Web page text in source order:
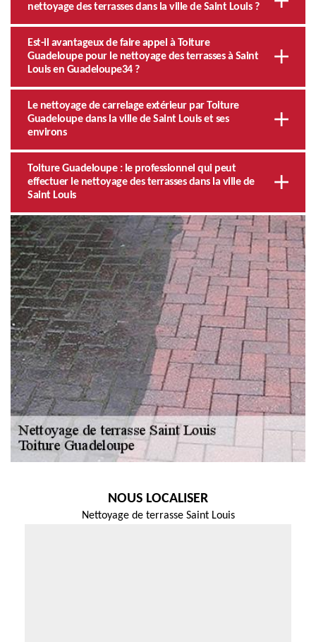
nettoyage des terrasses dans la ville de Saint Louis ?
Est-il avantageux de faire appel à Toiture
Guadeloupe pour le nettoyage des terrasses à Saint
Louis en Guadeloupe34 ?
Le nettoyage de carrelage extérieur par Toiture
Guadeloupe dans la ville de Saint Louis et ses
environs
Toiture Guadeloupe : le professionnel qui peut
effectuer le nettoyage des terrasses dans la ville de
Saint Louis
NOUS LOCALISER
Nettoyage de terrasse Saint Louis